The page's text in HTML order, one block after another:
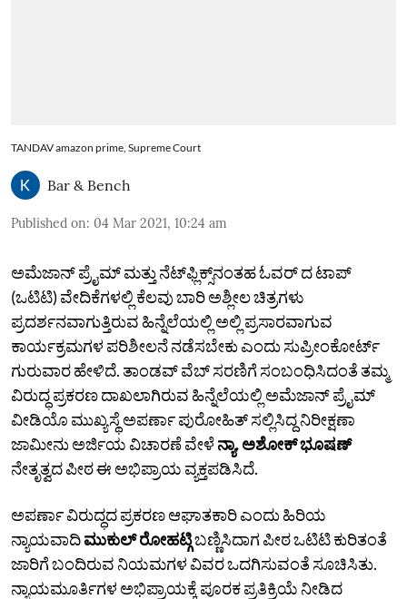
TANDAV amazon prime, Supreme Court
Bar & Bench
Published on: 04 Mar 2021, 10:24 am
ಅಮೆಜಾನ್‌ ಪ್ರೈಮ್‌ ಮತ್ತು ನೆಟ್‌ಫ್ಲಿಕ್ಸ್‌ನಂತಹ ಓವರ್‌ ದ ಟಾಪ್‌
(ಒಟಿಟಿ) ವೇದಿಕೆಗಳಲ್ಲಿ ಕೆಲವು ಬಾರಿ ಅಶ್ಲೀಲ ಚಿತ್ರಗಳು
ಪ್ರದರ್ಶನವಾಗುತ್ತಿರುವ ಹಿನ್ನೆಲೆಯಲ್ಲಿ ಅಲ್ಲಿ ಪ್ರಸಾರವಾಗುವ
ಕಾರ್ಯಕ್ರಮಗಳ ಪರಿಶೀಲನೆ ನಡೆಸಬೇಕು ಎಂದು ಸುಪ್ರೀಂಕೋರ್ಟ್‌
ಗುರುವಾರ ಹೇಳಿದೆ. ತಾಂಡವ್‌ ವೆಬ್‌ ಸರಣಿಗೆ ಸಂಬಂಧಿಸಿದಂತೆ ತಮ್ಮ
ವಿರುದ್ಧ ಪ್ರಕರಣ ದಾಖಲಾಗಿರುವ ಹಿನ್ನೆಲೆಯಲ್ಲಿ ಅಮೆಜಾನ್‌ ಪ್ರೈಮ್‌
ವೀಡಿಯೊ ಮುಖ್ಯಸ್ಥೆ ಅಪರ್ಣಾ ಪುರೋಹಿತ್‌ ಸಲ್ಲಿಸಿದ್ದ ನಿರೀಕ್ಷಣಾ
ಜಾಮೀನು ಅರ್ಜಿಯ ವಿಚಾರಣೆ ವೇಳೆನ್ಯಾ. ಅಶೋಕ್‌ ಭೂಷಣ್‌
ನೇತೃತ್ವದ ಪೀಠ ಈ ಅಭಿಪ್ರಾಯ ವ್ಯಕ್ತಪಡಿಸಿದೆ.
ಅಪರ್ಣಾ ವಿರುದ್ಧದ ಪ್ರಕರಣ ಆಘಾತಕಾರಿ ಎಂದು ಹಿರಿಯ
ನ್ಯಾಯವಾದಿಮುಕುಲ್ ರೋಹಟ್ಗಿಬಣ್ಣಿಸಿದಾಗ ಪೀಠ ಒಟಿಟಿ ಕುರಿತಂತೆ
ಜಾರಿಗೆ ಬಂದಿರುವ ನಿಯಮಗಳ ವಿವರ ಒದಗಿಸುವಂತೆ ಸೂಚಿಸಿತು.
ನ್ಯಾಯಮೂರ್ತಿಗಳ ಅಭಿಪ್ರಾಯಕ್ಕೆ ಪೂರಕ ಪ್ರತಿಕ್ರಿಯೆ ನೀಡಿದ